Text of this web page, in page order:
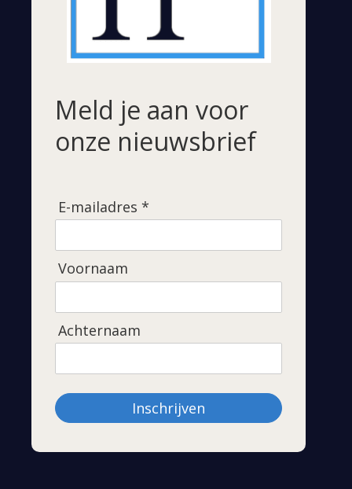
Meld je aan voor
onze nieuwsbrief
E-mailadres *
Voornaam
Achternaam
Inschrijven